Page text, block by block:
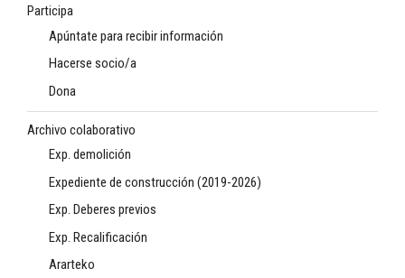
Participa
Apúntate para recibir información
Hacerse socio/a
Dona
Archivo colaborativo
Exp. demolición
Expediente de construcción (2019-2026)
Exp. Deberes previos
Exp. Recalificación
Ararteko